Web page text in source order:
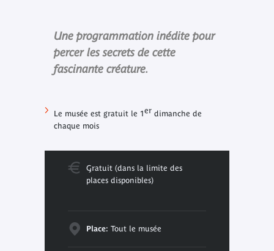
Une programmation inédite pour
percer les secrets de cette
fascinante créature.
Le musée est gratuit le 1er dimanche de
chaque mois
Gratuit (dans la limite des
places disponibles)
Place: Tout le musée